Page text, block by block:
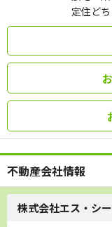
定住ど
不動産会社情報
株式会社エス・シ